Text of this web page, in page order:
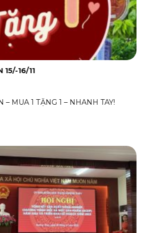
15/-16/11
– MUA 1 TẶNG 1 – NHANH TAY!